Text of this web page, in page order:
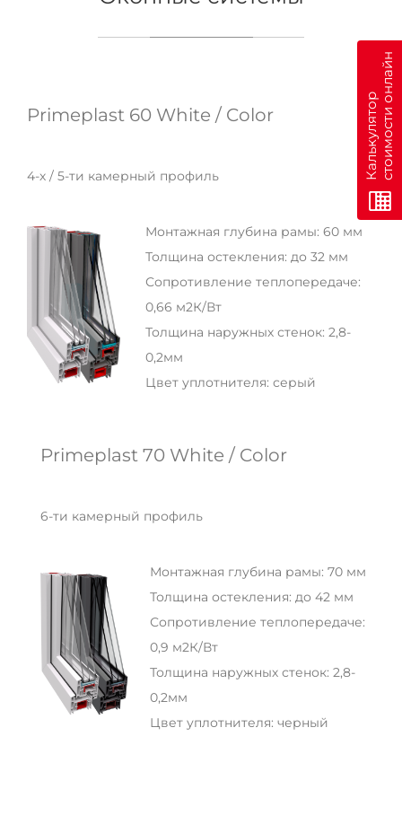
Primeplast 60 White / Color
4-х / 5-ти камерный профиль
Монтажная глубина рамы: 60 мм
Толщина остекления: до 32 мм
Сопротивление теплопередаче:
0,66 м2К/Вт
Толщина наружных стенок: 2,8-
0,2мм
Цвет уплотнителя: серый
Primeplast 70 White / Color
6-ти камерный профиль
Монтажная глубина рамы: 70 мм
Толщина остекления: до 42 мм
Сопротивление теплопередаче:
0,9 м2К/Вт
Толщина наружных стенок: 2,8-
0,2мм
Цвет уплотнителя: черный
К
а
л
ь
к
у
л
я
т
о
р
с
т
о
и
м
о
с
т
и
о
н
л
а
йн